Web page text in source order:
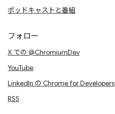
ポッドキャストと番組
フォロー
X での @ChromiumDev
YouTube
LinkedIn の Chrome for Developers
RSS